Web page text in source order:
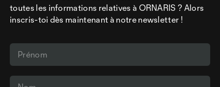
toutes les informations relatives à ORNARIS ? Alors
inscris-toi dès maintenant à notre newsletter !